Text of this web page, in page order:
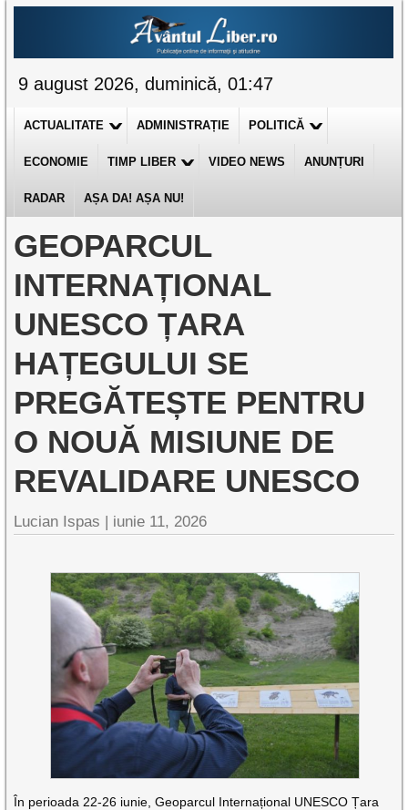
9 august 2026, duminică, 01:47
ACTUALITATE ADMINISTRAȚIE POLITICĂ
ECONOMIE TIMP LIBER VIDEO NEWS ANUNȚURI
RADAR AȘA DA! AȘA NU!
GEOPARCUL
INTERNAȚIONAL
UNESCO ȚARA
HAȚEGULUI SE
PREGĂTEȘTE PENTRU
O NOUĂ MISIUNE DE
REVALIDARE UNESCO
Lucian Ispas | iunie 11, 2026
În perioada 22-26 iunie, Geoparcul Internațional UNESCO Țara